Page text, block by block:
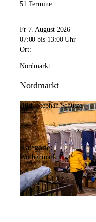
51 Termine
Fr 7. August 2026
07:00 bis 13:00 Uhr
Ort:
Nordmarkt
Nordmarkt
Bild: Stephan Schütze
Kategorie:
Wochenmarkt